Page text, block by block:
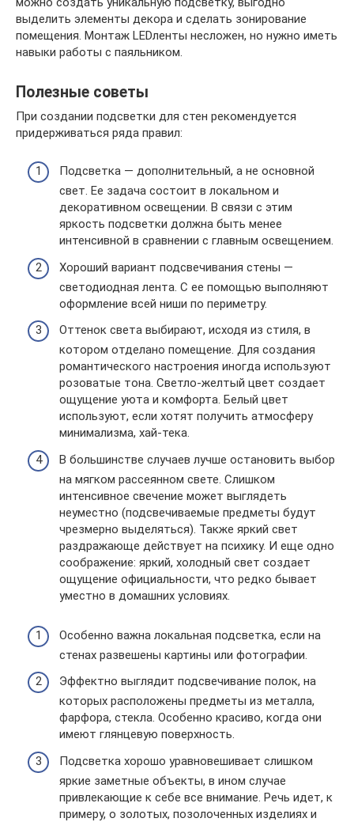
выделить элементы декора и сделать зонирование
помещения. Монтаж LEDленты несложен, но нужно иметь
навыки работы с паяльником.
Полезные советы
При создании подсветки для стен рекомендуется
придерживаться ряда правил:
Подсветка — дополнительный, а не основной
свет. Ее задача состоит в локальном и
декоративном освещении. В связи с этим
яркость подсветки должна быть менее
интенсивной в сравнении с главным освещением.
Хороший вариант подсвечивания стены —
светодиодная лента. С ее помощью выполняют
оформление всей ниши по периметру.
Оттенок света выбирают, исходя из стиля, в
котором отделано помещение. Для создания
романтического настроения иногда используют
розоватые тона. Светло-желтый цвет создает
ощущение уюта и комфорта. Белый цвет
используют, если хотят получить атмосферу
минимализма, хай-тека.
В большинстве случаев лучше остановить выбор
на мягком рассеянном свете. Слишком
интенсивное свечение может выглядеть
неуместно (подсвечиваемые предметы будут
чрезмерно выделяться). Также яркий свет
раздражающе действует на психику. И еще одно
соображение: яркий, холодный свет создает
ощущение официальности, что редко бывает
уместно в домашних условиях.
Особенно важна локальная подсветка, если на
стенах развешены картины или фотографии.
Эффектно выглядит подсвечивание полок, на
которых расположены предметы из металла,
фарфора, стекла. Особенно красиво, когда они
имеют глянцевую поверхность.
Подсветка хорошо уравновешивает слишком
яркие заметные объекты, в ином случае
привлекающие к себе все внимание. Речь идет, к
примеру, о золотых, позолоченных изделиях и